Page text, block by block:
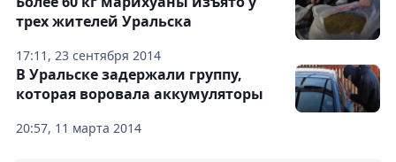
17:11, 23 сентября 2014
трех жителей Уральска
20:57, 11 марта 2014
В Уральске задержали группу,
которая воровала аккумуляторы